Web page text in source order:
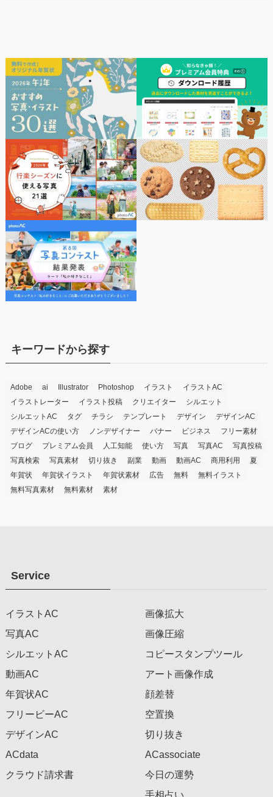
キーワードから探す
Adobe ai Illustrator Photoshop イラスト
イラストAC
イラストレーター
イラスト投稿 クリエイター
シルエット
シルエットAC
タグ チラシ テンプレート デザイン
デザインAC
デザインACの使い方
ノンデザイナー バナー ビジネス
フリー素材
ブログ
プレミアム会員 人工知能 使い方 写真 写真AC
写真投稿
写真検索
写真素材 切り抜き 副業 動画 動画AC 商用利用
夏
年賀状
年賀状イラスト 年賀状素材 広告 無料
無料イラスト
無料写真素材
無料素材 素材
Service
イラストAC
写真AC
シルエットAC
動画AC
年賀状AC
フリービーAC
デザインAC
ACdata
クラウド請求書
画像拡大
画像圧縮
コピースタンプツール
アート画像作成
顔差替
空置換
切り抜き
ACassociate
今日の運勢
手相占い